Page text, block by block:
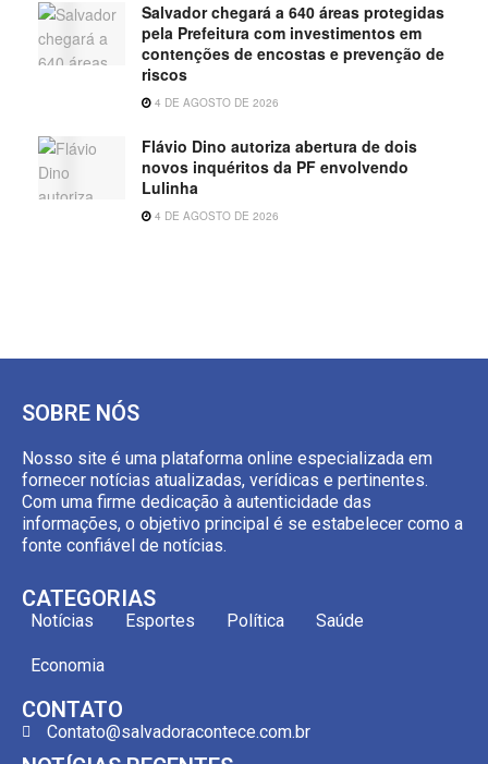
Salvador chegará a 640 áreas protegidas
pela Prefeitura com investimentos em
contenções de encostas e prevenção de
riscos
4 DE AGOSTO DE 2026
Flávio Dino autoriza abertura de dois
novos inquéritos da PF envolvendo
Lulinha
4 DE AGOSTO DE 2026
SOBRE NÓS
Nosso site é uma plataforma online especializada em
fornecer notícias atualizadas, verídicas e pertinentes.
Com uma firme dedicação à autenticidade das
informações, o objetivo principal é se estabelecer como a
fonte confiável de notícias.
CATEGORIAS
Notícias Esportes Política Saúde
Economia
CONTATO
Contato@salvadoracontece.com.br